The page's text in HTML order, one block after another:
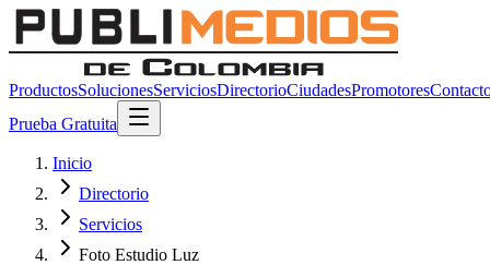
ProductosSolucionesServiciosDirectorioCiudadesPromotores
Prueba Gratuita
Inicio
Directorio
Servicios
Foto Estudio Luz